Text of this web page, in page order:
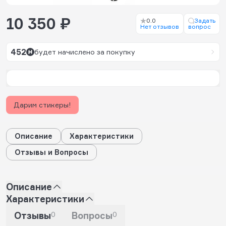
10 350 ₽
0.0
Нет отзывов
Задать
вопрос
452 будет начислено за покупку
Дарим стикеры!
Описание
Характеристики
Отзывы и Вопросы
Описание
Характеристики
Отзывы0 Вопросы0